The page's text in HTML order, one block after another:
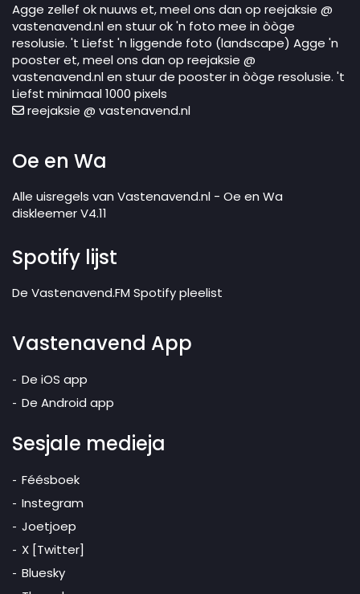
Agge zellef ok nuuws et, meel ons dan op reejaksie @
vastenavend.nl en stuur ok 'n foto mee in òòge
resolusie. 't Liefst 'n liggende foto (landscape) Agge 'n
pooster et, meel ons dan op reejaksie @
vastenavend.nl en stuur de pooster in òòge resolusie. 't
Liefst minimaal 1000 pixels
reejaksie @ vastenavend.nl
Oe en Wa
Alle uisregels van Vastenavend.nl - Oe en Wa
diskleemer V4.11
Spotify lijst
De Vastenavend.FM Spotify pleelist
Vastenavend App
De iOS app
De Android app
Sesjale medieja
Féésboek
Instegram
Joetjoep
X [Twitter]
Bluesky